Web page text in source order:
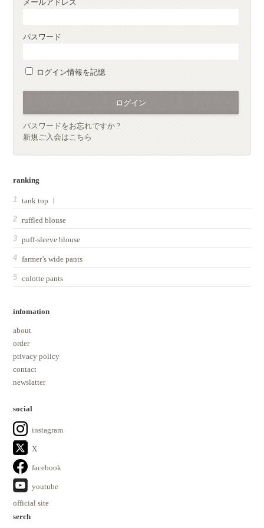
メールアドレス
パスワード
ログイン情報を記憶
パスワードをお忘れですか ?
新規ご入会はこちら
ranking
tank top Ⅰ
ruffled blouse
puff-sleeve blouse
farmer’s wide pants
culotte pants
infomation
about
order
privacy policy
contact
newslatter
social
instagram
X
facebook
youtube
official site
serch